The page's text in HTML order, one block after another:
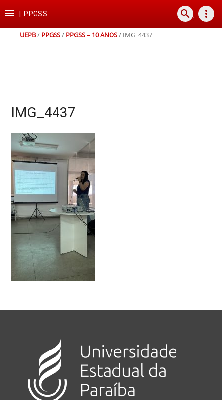
para
conteúdo
para
para
para
rodapé
 PPGSS search more_vert
UEPB/ PPGSS/ PPGSS – 10 ANOS/ IMG_4437
IMG_4437